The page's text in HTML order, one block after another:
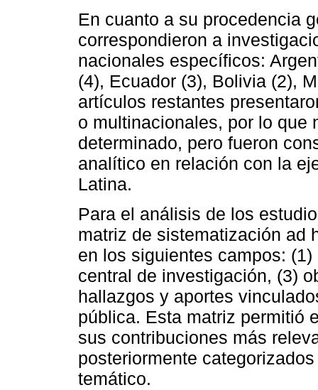
En cuanto a su procedencia
correspondieron a
nacionales específicos:
(4), Ecuador (3), Bolivia (2),
artículos restantes
o multinacionales, por lo que
determinado, pero fueron
analítico en relación con la
Latina.
Para el análisis de los
matriz de sistematización ad
en los siguientes campos:
central de investigación, (3)
hallazgos y aportes
pública. Esta matriz permitió
sus contribuciones más
posteriormente
temático.